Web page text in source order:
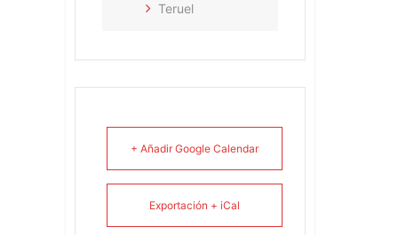
Teruel
+ Añadir Google Calendar
Exportación + iCal